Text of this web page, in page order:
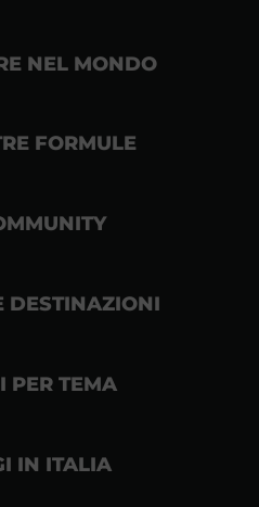
NEL MONDO
FORMULE
DESTINAZIONI
PER TEMA
IN ITALIA